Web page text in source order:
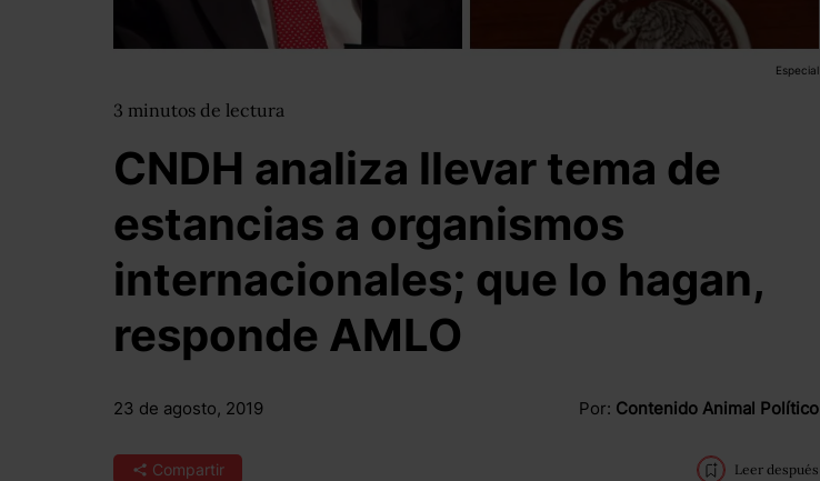
Especial
3 minutos de lectura
CNDH analiza llevar tema de
estancias a organismos
internacionales; que lo hagan,
responde AMLO
23 de agosto, 2019 Por: Contenido Animal Político
Compartir Leer después